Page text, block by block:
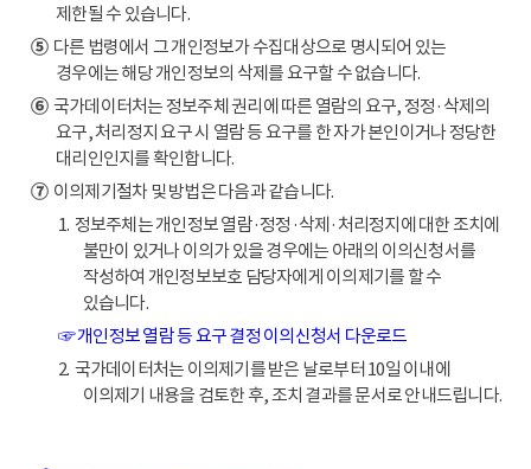
제한될 수 있습니다.
⑤다른 법령에서 그 개인정보가 수집대상으로 명시되어 있는
경우에는 해당 개인정보의 삭제를 요구할 수 없습니다.
⑥국가데이터처는 정보주체 권리에 따른 열람의 요구, 정정·삭제의
요구, 처리정지 요구 시 열람 등 요구를 한 자가 본인이거나 정당한
대리인인지를 확인합니다.
⑦이의제기절차 및 방법은 다음과 같습니다.
1. 정보주체는 개인정보 열람·정정·삭제·처리정지에 대한 조치에
불만이 있거나 이의가 있을 경우에는 아래의 이의신청서를
작성하여 개인정보보호 담당자에게 이의제기를 할 수
있습니다.
☞ 개인정보 열람 등 요구 결정 이의신청서 다운로드
2. 국가데이터처는 이의제기를 받은 날로부터 10일 이내에
이의제기 내용을 검토한 후, 조치 결과를 문서로 안내드립니다.